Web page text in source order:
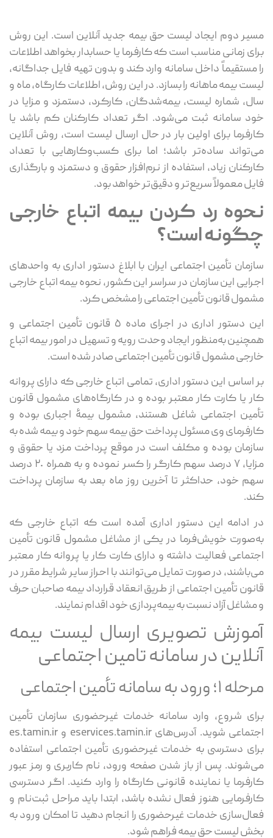
مسیر دوم ایجاد لیست حق بیمه جدید آنلاین است. این روش
برای زمانی مناسب است که کارفرما یا حسابدار بخواهد اطلاعات
را مستقیماً داخل سامانه وارد کند و بدون تهیه فایل جداگانه،
لیست بیمه ماهانه را بسازد. در این روش، اطلاعات کارگاه، ماه و
سال، شماره لیست، بیمه‌شدگان، کارکرد، دستمزد و مزایا در
خود سامانه ثبت می‌شود. اگر تعداد کارکنان کم باشد یا
کارفرما برای اولین بار در حال ارسال لیست است، روش آنلاین
می‌تواند ساده‌تر باشد؛ اما برای کسب‌وکارهایی با تعداد
کارکنان زیاد، استفاده از نرم‌افزار حقوق و دستمزد و بارگذاری
فایل معمولاً سریع‌تر و دقیق‌تر خواهد بود.
نحوه رد کردن بیمه اتباع خارجی
چگونه است؟
سازمان تأمین اجتماعی ایران با ابلاغ دستور اداری به واحدهای
اجرایی این سازمان در سراسر این کشور، نحوه بیمه اتباع خارجی
مشمول قانون تأمین اجتماعی را مشخص کرد.
این دستور اداری در اجرای ماده ٥ قانون تأمین اجتماعی و
همچنین به‌منظور ایجاد وحدت رویه و تسهیل در امور بیمه اتباع
خارجی مشمول قانون تأمین اجتماعی صادر شده است.
بر اساس این دستور اداری، تمامی اتباع خارجی که دارای پروانه
کار یا کارت کار معتبر بوده و در کارگاه‌های مشمول قانون
تأمین اجتماعی شاغل هستند، مشمول بیمۀ اجباری بوده و
کارفرمای وی مسئول پرداخت حق بیمه سهم خود و بیمه شده به
سازمان بوده و مکلف است در موقع پرداخت مزد یا حقوق و
مزایا، ٧ درصد سهم کارگر را کسر نموده و به همراه ٢٠ درصد
سهم خود، حداکثر تا آخرین روز ماه بعد به سازمان پرداخت
کند.
در ادامه این دستور اداری آمده است که اتباع خارجی که
به‌صورت خویش‌فرما در یکی از مشاغل مشمول قانون تأمین
اجتماعی فعالیت داشته و دارای کارت کار یا پروانه کار معتبر
می‌باشند، در صورت تمایل می‌توانند با احراز سایر شرایط مقرر در
قانون تأمین اجتماعی از طریق انعقاد قرارداد بیمه صاحبان حرف
و مشاغل آزاد نسبت به بیمه‌پردازی خود اقدام نمایند.
آموزش تصویری ارسال لیست بیمه
آنلاین در سامانه تامین اجتماعی
مرحله ۱؛ ورود به سامانه تأمین اجتماعی
برای شروع، وارد سامانه خدمات غیرحضوری سازمان تأمین
اجتماعی شوید. آدرس‌های eservices.tamin.ir و es.tamin.ir
برای دسترسی به خدمات غیرحضوری تأمین اجتماعی استفاده
می‌شوند. پس از باز شدن صفحه ورود، نام کاربری و رمز عبور
کارفرما یا نماینده قانونی کارگاه را وارد کنید. اگر دسترسی
کارفرمایی هنوز فعال نشده باشد، ابتدا باید مراحل ثبت‌نام و
فعال‌سازی خدمات غیرحضوری را انجام دهید تا امکان ورود به
بخش لیست حق بیمه فراهم شود.